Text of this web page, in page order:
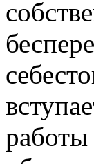
работы